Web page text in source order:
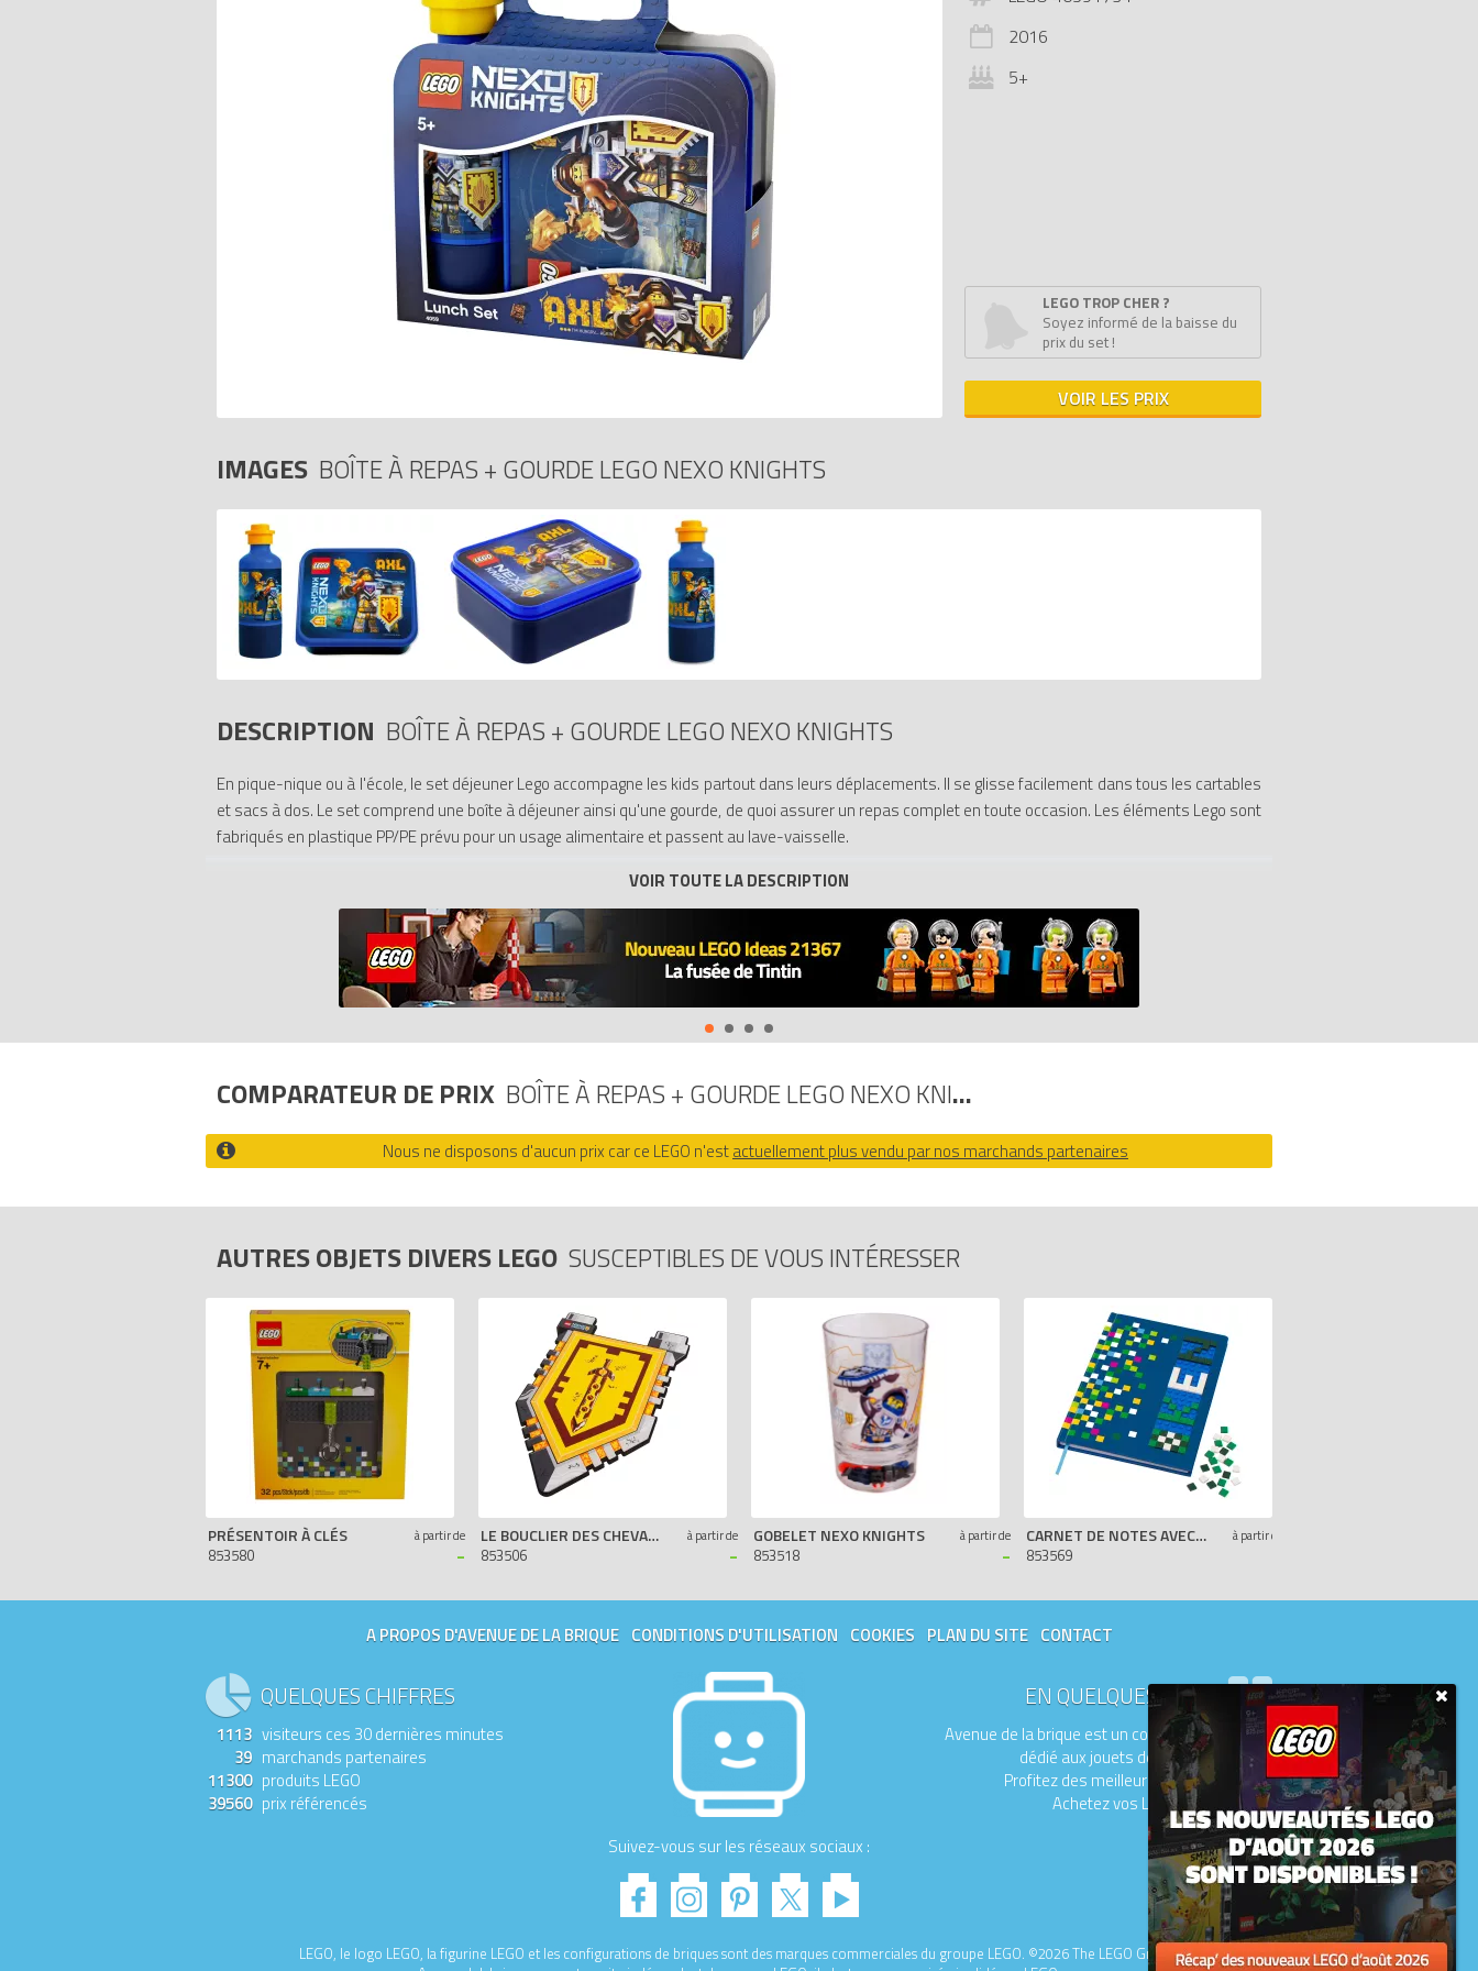
2016
5+
LEGO TROP CHER ?
Soyez informé de la baisse du
prix du set !
VOIR LES PRIX
IMAGES BOÎTE À REPAS + GOURDE LEGO NEXO KNIGHTS
DESCRIPTION BOÎTE À REPAS + GOURDE LEGO NEXO KNIGHTS
En pique-nique ou à l'école, le set déjeuner Lego accompagne les kids partout dans leurs déplacements. Il se glisse facilement dans tous les cartables
et sacs à dos. Le set comprend une boîte à déjeuner ainsi qu'une gourde, de quoi assurer un repas complet en toute occasion. Les éléments Lego sont
fabriqués en plastique PP/PE prévu pour un usage alimentaire et passent au lave-vaisselle.
LEGO Objets divers 40591734 Boîte à repas + Gourde LEGO Nexo Knights ()
sur Avenue de la brique, comparateur de prix 100% LEGO.
Codes EAN du LEGO Objets divers 40591734 : 5711938026837, 4250649423883.
COMPARATEUR DE PRIX BOÎTE À REPAS + GOURDE LEGO NEXO KNIGHTS
Nous ne disposons d'aucun prix car ce LEGO n'estactuellement plus vendu par nos marchands partenaires
AUTRES OBJETS DIVERS LEGO SUSCEPTIBLES DE VOUS INTÉRESSER
PRÉSENTOIR À CLÉS
853580
à partir de
-
LE BOUCLIER DES CHEVALIERS LEGO NEXO KNIGHTS
853506
à partir de
-
GOBELET NEXO KNIGHTS
853518
à partir de
-
CARNET DE NOTES AVEC TENONS LEGO
853569
à partir de
A PROPOS D'AVENUE DE LA BRIQUE CONDITIONS D'UTILISATION COOKIES PLAN DU SITE CONTACT
EN QUELQUES MOTS
Avenue de la brique est un comparateur de prix
dédié aux jouets de la marque LEGO.
Profitez des meilleurs prix du moment.
Achetez vos LEGO moins chers.
QUELQUES CHIFFRES
1113 visiteurs ces 30 dernières minutes
39 marchands partenaires
11300 produits LEGO
39560 prix référencés
Suivez-vous sur les réseaux sociaux :
LEGO, le logo LEGO, la figurine LEGO et les configurations de briques sont des marques commerciales du groupe LEGO. ©2026 The LEGO Group.